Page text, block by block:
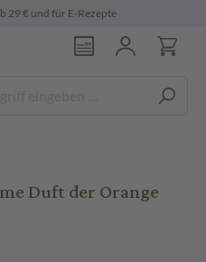
29 € und für E-Rezepte
Duft der Orange